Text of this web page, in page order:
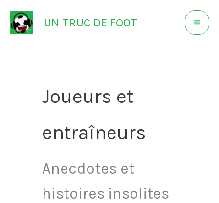
Aller
au
UN TRUC DE FOOT
Joueurs et
entraîneurs
Anecdotes et
histoires insolites